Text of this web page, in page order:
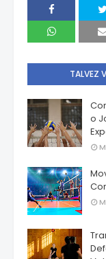
TALVEZ
o